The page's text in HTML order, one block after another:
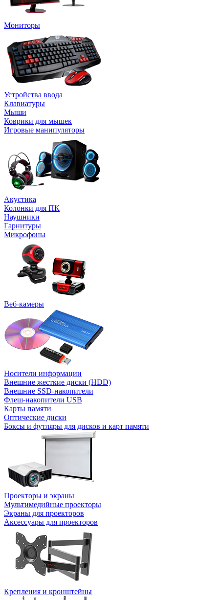
Мониторы
Устройства ввода
Клавиатуры
Мыши
Коврики для мышек
Игровые манипуляторы
Акустика
Колонки для ПК
Наушники
Гарнитуры
Микрофоны
Веб-камеры
Носители информации
Внешние жесткие диски (HDD)
Внешние SSD-накопители
Флеш-накопители USB
Карты памяти
Оптические диски
Боксы и футляры для дисков и карт памяти
Проекторы и экраны
Мультимедийные проекторы
Экраны для проекторов
Аксессуары для проекторов
Крепления и кронштейны